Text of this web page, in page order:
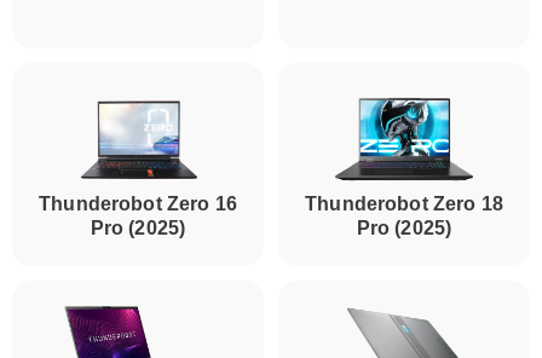
Thunderobot Zero 16
Thunderobot Zero 18